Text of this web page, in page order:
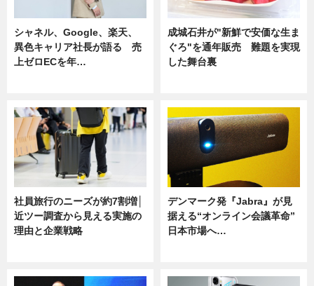
シャネル、Google、楽天、
異色キャリア社長が語る 売
上ゼロECを年…
成城石井が"新鮮で安価な生ま
ぐろ"を通年販売 難題を実現
した舞台裏
社員旅行のニーズが約7割増│
近ツー調査から見える実施の
理由と企業戦略
デンマーク発『Jabra』が見
据える“オンライン会議革命”
日本市場へ…